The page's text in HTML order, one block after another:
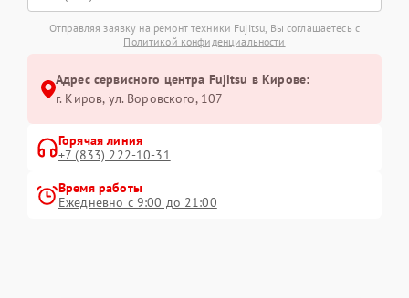
Отправляя заявку на ремонт техники Fujitsu, Вы соглашаетесь с
Политикой конфиденциальности
Адрес сервисного центра Fujitsu в Кирове:
г. Киров, ул. Воровского, 107
Горячая линия
+7 (833) 222-10-31
Время работы
Ежедневно с 9:00 до 21:00